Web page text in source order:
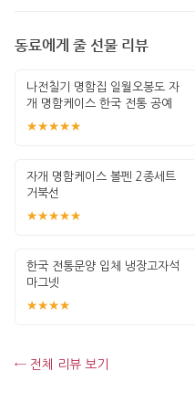
동료에게 줄 선물 리뷰
나전칠기 명함집 일월오봉도 자
개 명함케이스 한국 전통 공예
취업 입사 선
★★★★★
자개 명함케이스 볼펜 2종세트
거북선
★★★★★
한국 전통문양 입체 냉장고자석
마그넷
★★★★
← 전체 리뷰 보기